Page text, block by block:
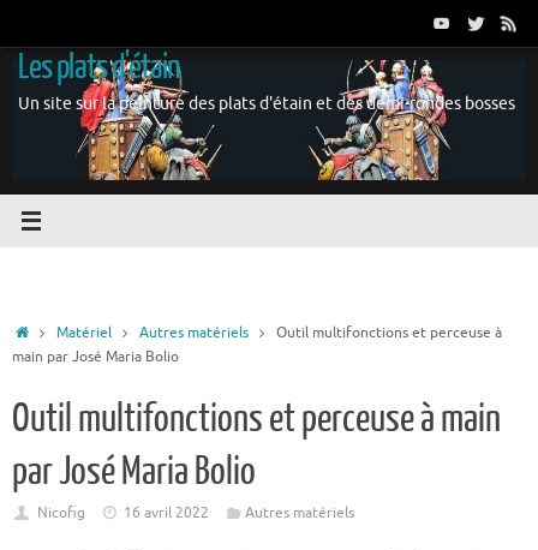
contenu
Les plats d'étain
Un site sur la peinture des plats d'étain et des demi-rondes bosses
Accueil
Matériel Autres matériels
Outil multifonctions et perceuse à
main par José Maria Bolio
Outil multifonctions et perceuse à main
par José Maria Bolio
Nicofig 16 avril 2022 Autres matériels